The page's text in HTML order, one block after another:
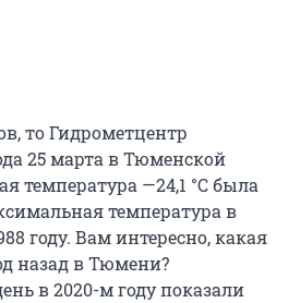
то Гидрометцентр
25 марта в Тюменской
температура —24,1 °С была
температура в
году. Вам интересно, какая
назад в Тюмени?
в 2020-м году показали